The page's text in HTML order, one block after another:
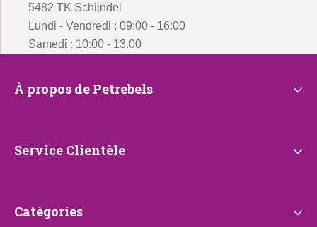
5482 TK Schijndel
Lundi - Vendredi : 09:00 - 16:00
Samedi : 10:00 - 13.00
À
Petrebels
À propos de Petrebels
Service
Service Clientèle
Catégories
Catégories